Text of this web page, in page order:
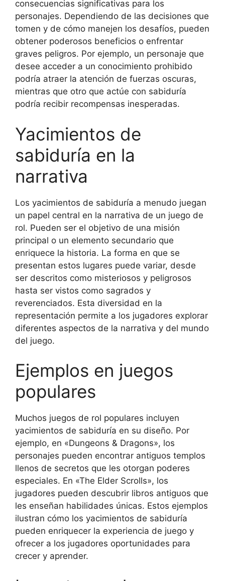
consecuencias significativas para los
personajes. Dependiendo de las decisiones que
tomen y de cómo manejen los desafíos, pueden
obtener poderosos beneficios o enfrentar
graves peligros. Por ejemplo, un personaje que
desee acceder a un conocimiento prohibido
podría atraer la atención de fuerzas oscuras,
mientras que otro que actúe con sabiduría
podría recibir recompensas inesperadas.
Yacimientos de
sabiduría en la
narrativa
Los yacimientos de sabiduría a menudo juegan
un papel central en la narrativa de un juego de
rol. Pueden ser el objetivo de una misión
principal o un elemento secundario que
enriquece la historia. La forma en que se
presentan estos lugares puede variar, desde
ser descritos como misteriosos y peligrosos
hasta ser vistos como sagrados y
reverenciados. Esta diversidad en la
representación permite a los jugadores explorar
diferentes aspectos de la narrativa y del mundo
del juego.
Ejemplos en juegos
populares
Muchos juegos de rol populares incluyen
yacimientos de sabiduría en su diseño. Por
ejemplo, en «Dungeons & Dragons», los
personajes pueden encontrar antiguos templos
llenos de secretos que les otorgan poderes
especiales. En «The Elder Scrolls», los
jugadores pueden descubrir libros antiguos que
les enseñan habilidades únicas. Estos ejemplos
ilustran cómo los yacimientos de sabiduría
pueden enriquecer la experiencia de juego y
ofrecer a los jugadores oportunidades para
crecer y aprender.